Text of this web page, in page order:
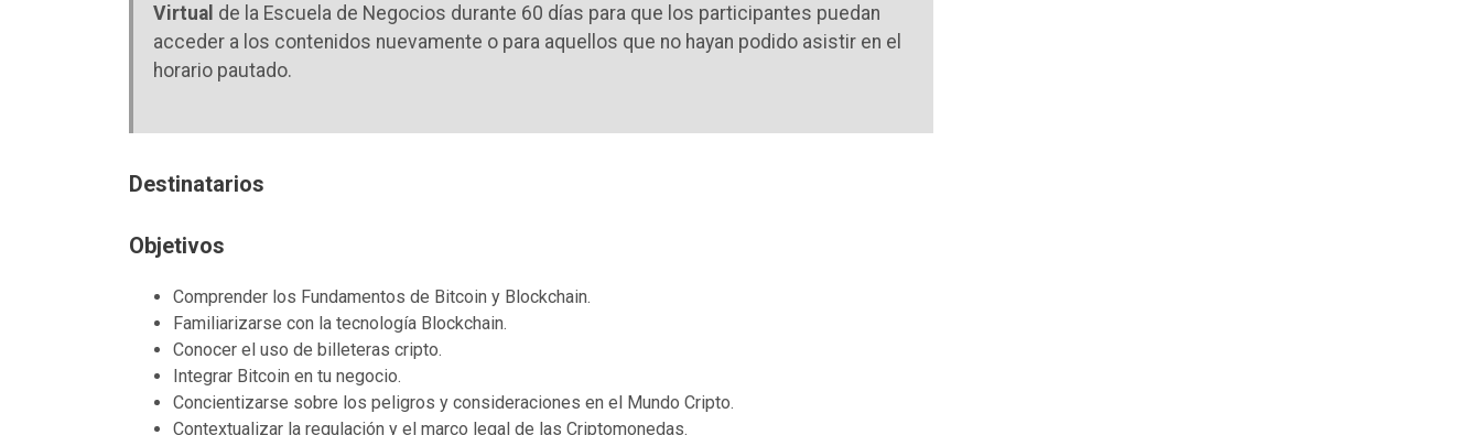
Virtual de la Escuela de Negocios durante 60 días para que los participantes puedan
acceder a los contenidos nuevamente o para aquellos que no hayan podido asistir en el
horario pautado.
Destinatarios
Objetivos
Comprender los Fundamentos de Bitcoin y Blockchain.
Familiarizarse con la tecnología Blockchain.
Conocer el uso de billeteras cripto.
Integrar Bitcoin en tu negocio.
Concientizarse sobre los peligros y consideraciones en el Mundo Cripto.
Contextualizar la regulación y el marco legal de las Criptomonedas.